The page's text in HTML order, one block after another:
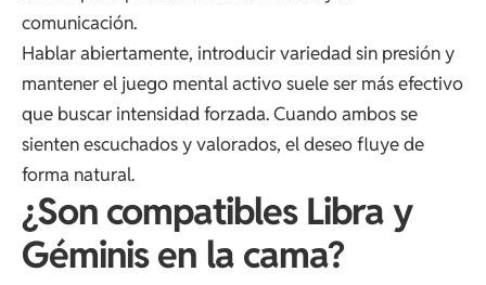
comunicación.
Hablar abiertamente, introducir variedad sin presión y
mantener el juego mental activo suele ser más efectivo
que buscar intensidad forzada. Cuando ambos se
sienten escuchados y valorados, el deseo fluye de
forma natural.
¿Son compatibles Libra y
Géminis en la cama?